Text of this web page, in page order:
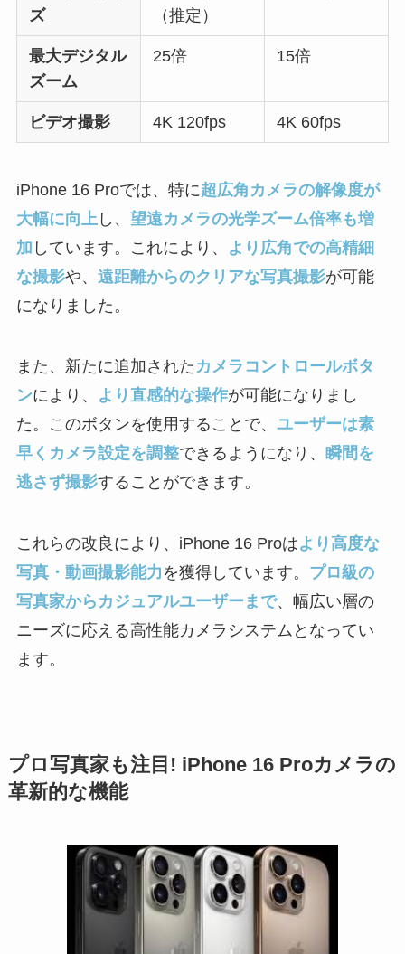
ズ
（推定）
最大デジタル
ズーム
25倍 15倍
ビデオ撮影 4K 120fps 4K 60fps
iPhone 16 Proでは、特に超広角カメラの解像度が
大幅に向上 し、 望遠カメラの光学ズーム倍率も増
加 しています。これにより、
より広角での高精細
な撮影や、 遠距離からのクリアな写真撮影が可能
になりました。
また、新たに追加された カメラコントロールボタ
ンにより、 より直感的な操作が可能になりまし
た。このボタンを使用することで、 ユーザーは素
早くカメラ設定を調整できるようになり、
瞬間を
逃さず撮影することができます。
これらの改良により、iPhone 16 Proはより高度な
写真・動画撮影能力 を獲得しています。 プロ級の
写真家からカジュアルユーザーまで、幅広い層の
ニーズに応える高性能カメラシステムとなってい
ます。
プロ写真家も注目! iPhone 16 Proカメラの
革新的な機能